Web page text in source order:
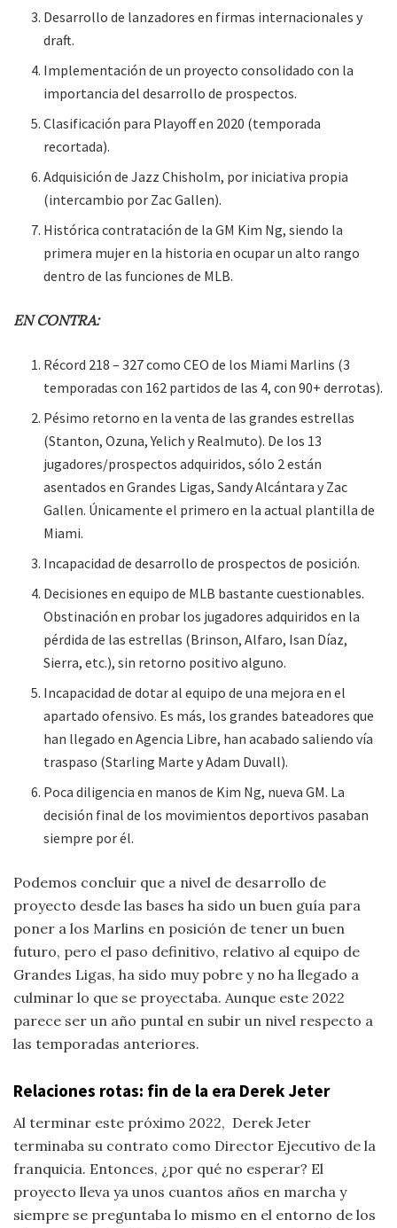
Desarrollo de lanzadores en firmas internacionales y
draft.
Implementación de un proyecto consolidado con la
importancia del desarrollo de prospectos.
Clasificación para Playoff en 2020 (temporada
recortada).
Adquisición de Jazz Chisholm, por iniciativa propia
(intercambio por Zac Gallen).
Histórica contratación de la GM Kim Ng, siendo la
primera mujer en la historia en ocupar un alto rango
dentro de las funciones de MLB.
EN CONTRA:
Récord 218 – 327 como CEO de los Miami Marlins (3
temporadas con 162 partidos de las 4, con 90+ derrotas).
Pésimo retorno en la venta de las grandes estrellas
(Stanton, Ozuna, Yelich y Realmuto). De los 13
jugadores/prospectos adquiridos, sólo 2 están
asentados en Grandes Ligas, Sandy Alcántara y Zac
Gallen. Únicamente el primero en la actual plantilla de
Miami.
Incapacidad de desarrollo de prospectos de posición.
Decisiones en equipo de MLB bastante cuestionables.
Obstinación en probar los jugadores adquiridos en la
pérdida de las estrellas (Brinson, Alfaro, Isan Díaz,
Sierra, etc.), sin retorno positivo alguno.
Incapacidad de dotar al equipo de una mejora en el
apartado ofensivo. Es más, los grandes bateadores que
han llegado en Agencia Libre, han acabado saliendo vía
traspaso (Starling Marte y Adam Duvall).
Poca diligencia en manos de Kim Ng, nueva GM. La
decisión final de los movimientos deportivos pasaban
siempre por él.
Podemos concluir que a nivel de desarrollo de
proyecto desde las bases ha sido un buen guía para
poner a los Marlins en posición de tener un buen
futuro, pero el paso definitivo, relativo al equipo de
Grandes Ligas, ha sido muy pobre y no ha llegado a
culminar lo que se proyectaba. Aunque este 2022
parece ser un año puntal en subir un nivel respecto a
las temporadas anteriores.
Relaciones rotas: fin de la era Derek Jeter
Al terminar este próximo 2022, Derek Jeter
terminaba su contrato como Director Ejecutivo de la
franquicia. Entonces, ¿por qué no esperar? El
proyecto lleva ya unos cuantos años en marcha y
siempre se preguntaba lo mismo en el entorno de los